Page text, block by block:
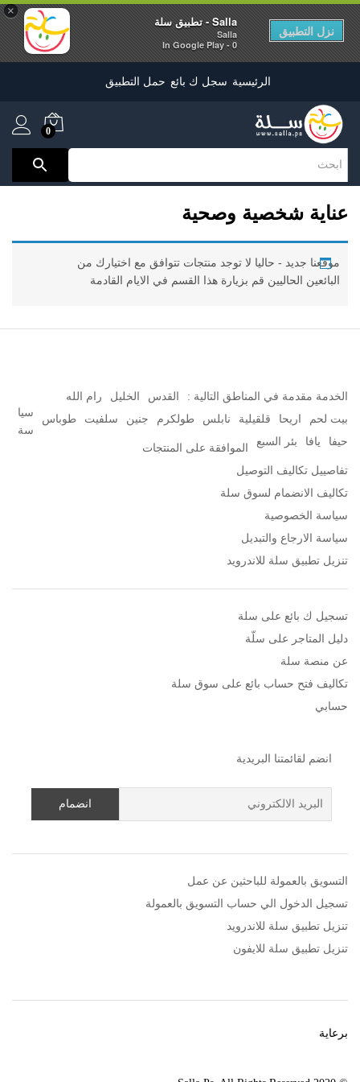
×
Salla - تطبيق سلة
Salla
0 - In Google Play
نزل التطبيق
الرئيسية سجل ك بائع حمل التطبيق
0
عناية شخصية وصحية
موقعنا جديد - حاليا لا توجد منتجات تتوافق مع اختيارك من
البائعين الحاليين قم بزيارة هذا القسم في الايام القادمة
الخدمة مقدمة في المناطق التالية : القدس الخليل
رام الله
بيت لحم
اريحا قلقيلية نابلس طولكرم جنين سلفيت
طوباس
حيفا
يافا بئر السبع
سيا
سة
الموافقة على المنتجات
تفاصييل تكاليف التوصيل
تكاليف الانضمام لسوق سلة
سياسة الخصوصية
سياسة الارجاع والتبديل
تنزيل تطبيق سلة للاندرويد
تسجيل ك بائع على سلة
دليل المتاجر على سلّة
عن منصة سلة
تكاليف فتح حساب بائع على سوق سلة
حسابي
انضم لقائمتنا البريدية
التسويق بالعمولة للباحثين عن عمل
تسجيل الدخول الي حساب التسويق بالعمولة
تنزيل تطبيق سلة للاندرويد
تنزيل تطبيق سلة للايفون
برعاية